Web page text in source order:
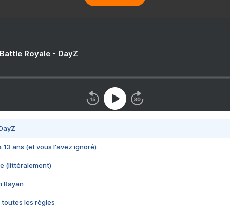
Royale - DayZ
13 ans (et vous l'avez ignoré)
(littéralement)
Rayan
toutes les règles